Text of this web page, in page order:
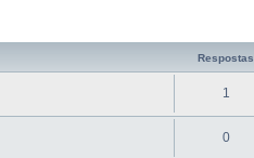
Respostas
1
0